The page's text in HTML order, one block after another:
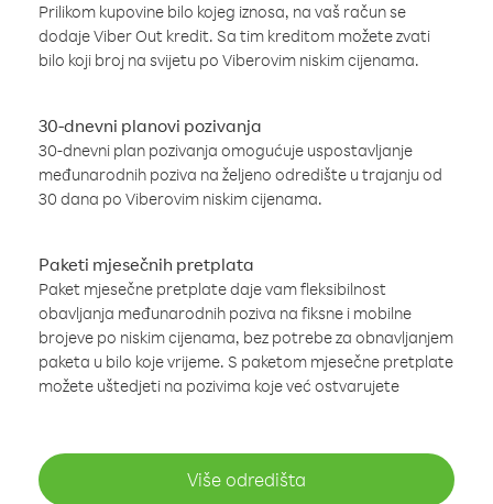
Prilikom kupovine bilo kojeg iznosa, na vaš račun se
dodaje Viber Out kredit. Sa tim kreditom možete zvati
bilo koji broj na svijetu po Viberovim niskim cijenama.
30-dnevni planovi pozivanja
30-dnevni plan pozivanja omogućuje uspostavljanje
međunarodnih poziva na željeno odredište u trajanju od
30 dana po Viberovim niskim cijenama.
Paketi mjesečnih pretplata
Paket mjesečne pretplate daje vam fleksibilnost
obavljanja međunarodnih poziva na fiksne i mobilne
brojeve po niskim cijenama, bez potrebe za obnavljanjem
paketa u bilo koje vrijeme. S paketom mjesečne pretplate
možete uštedjeti na pozivima koje već ostvarujete
Više odredišta